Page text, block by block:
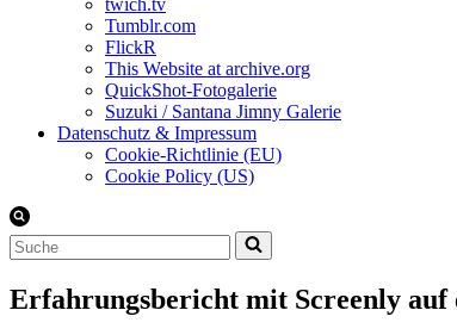
twich.tv
Tumblr.com
FlickR
This Website at archive.org
QuickShot-Fotogalerie
Suzuki / Santana Jimny Galerie
Datenschutz & Impressum
Cookie-Richtlinie (EU)
Cookie Policy (US)
Suchen
nach …
Erfahrungsbericht mit Screenly auf